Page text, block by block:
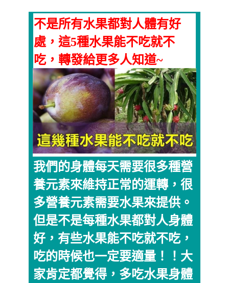
不是所有水果都對人體有好
處，這5種水果能不吃就不
吃，轉發給更多人知道~
我們的身體每天需要很多種營
養元素來維持正常的運轉，很
多營養元素需要水果來提供。
但是不是每種水果都對人身體
好，有些水果能不吃就不吃，
吃的時候也一定要適量！！大
家肯定都覺得，多吃水果身體